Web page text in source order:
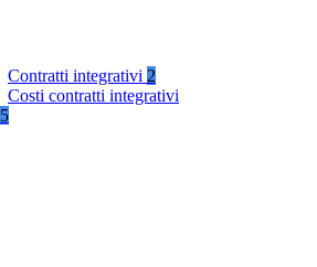
Contratti integrativi 2
Costi contratti integrativi
5